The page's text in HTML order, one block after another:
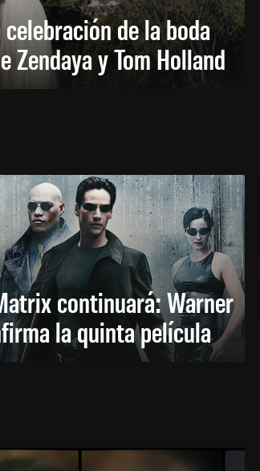
de la boda
Zendaya y Tom Holland
continuará: Warner
la quinta película